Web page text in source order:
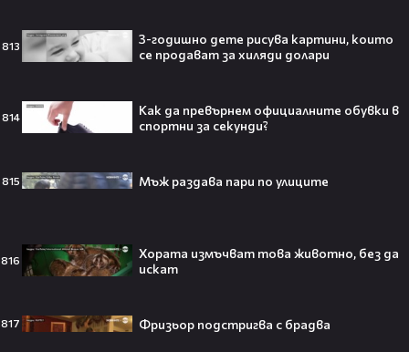
813
3-годишно дете рисува картини, които
се продават за хиляди долари
814
Как да превърнем официалните обувки в
спортни за секунди?
815 Мъж раздава пари по улиците
816
Хората измъчват това животно, без да
искат
817 Фризьор подстригва с брадва
телепортация!"😯💥